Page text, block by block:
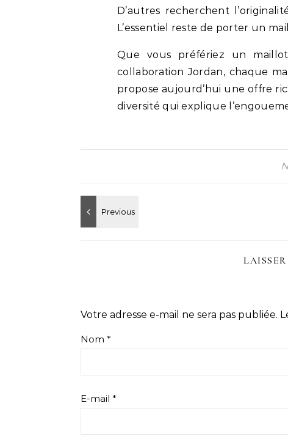
D’autres recherchent
L’essentiel reste de porter un
Que vous préfériez un
collaboration Jordan, chaque
propose aujourd’hui une offre
diversité qui explique
Votre adresse e-mail ne sera pas publiée.
Nom *
E-mail *